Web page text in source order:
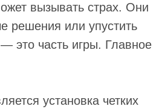
вызывать страх. Они
решения или упустить
это часть игры. Главное
установка четких